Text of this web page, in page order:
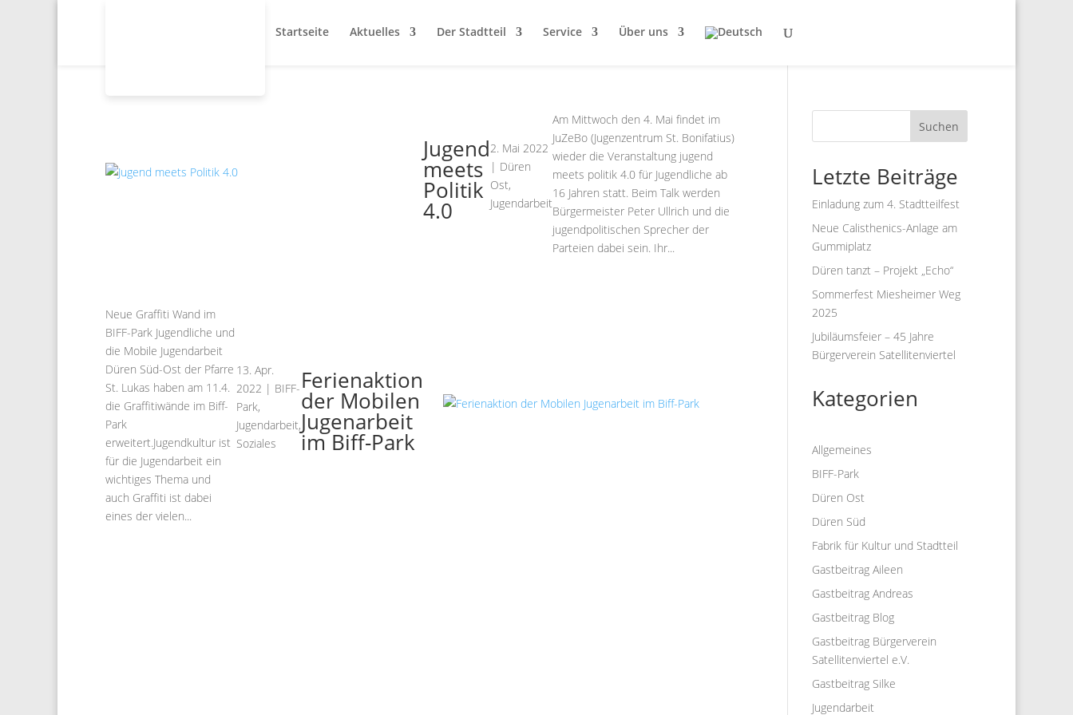
Startseite Aktuelles Der Stadtteil Service Über uns
Jugend
meets
Politik
4.0
2. Mai 2022
| Düren
Ost,
Jugendarbeit
Am Mittwoch den 4. Mai findet im
JuZeBo (Jugenzentrum St. Bonifatius)
wieder die Veranstaltung jugend
meets politik 4.0 für Jugendliche ab
16 Jahren statt. Beim Talk werden
Bürgermeister Peter Ullrich und die
jugendpolitischen Sprecher der
Parteien dabei sein. Ihr...
Ferienaktion
der Mobilen
Jugenarbeit
im Biff-Park
13. Apr.
2022 | BIFF-
Park,
Jugendarbeit,
Soziales
Neue Graffiti Wand im
BIFF-Park Jugendliche und
die Mobile Jugendarbeit
Düren Süd-Ost der Pfarre
St. Lukas haben am 11.4.
die Graffitiwände im Biff-
Park
erweitert.Jugendkultur ist
für die Jugendarbeit ein
wichtiges Thema und
auch Graffiti ist dabei
eines der vielen...
Suchen
Letzte Beiträge
Einladung zum 4. Stadtteilfest
Neue Calisthenics-Anlage am
Gummiplatz
Düren tanzt – Projekt „Echo“
Sommerfest Miesheimer Weg
2025
Jubiläumsfeier – 45 Jahre
Bürgerverein Satellitenviertel
Kategorien
Allgemeines
BIFF-Park
Düren Ost
Düren Süd
Fabrik für Kultur und Stadtteil
Gastbeitrag Aileen
Gastbeitrag Andreas
Gastbeitrag Blog
Gastbeitrag Bürgerverein
Satellitenviertel e.V.
Gastbeitrag Silke
Jugendarbeit